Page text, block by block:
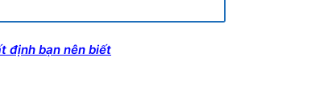
định bạn nên biết